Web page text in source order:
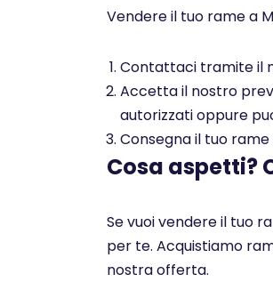
Vendere il tuo rame a
Contattaci tramite il
Accetta il nostro
autorizzati oppure
Consegna il tuo
Cosa aspetti?
Se vuoi vendere il tuo
per te. Acquistiamo
nostra offerta.